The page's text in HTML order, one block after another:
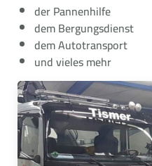
der Pannenhilfe
dem Bergungsdienst
dem Autotransport
und vieles mehr